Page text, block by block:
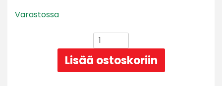
Varastossa
Harrows
Vulcan
Brass
määrä
Lisää ostoskoriin